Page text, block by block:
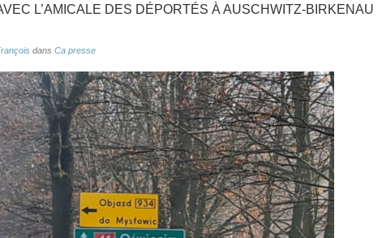
L’AMICALE DES DÉPORTÉS À AUSCHWITZ-BIRKENAU
dans Ca presse